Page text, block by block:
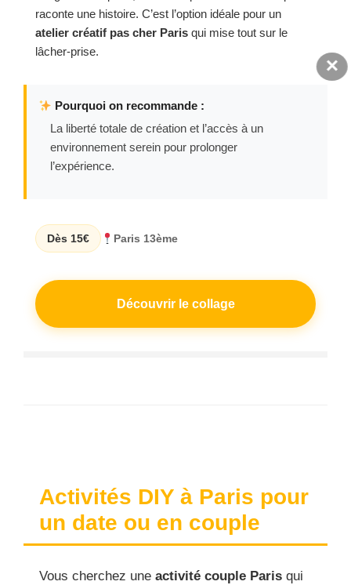
raconte une histoire. C’est l’option idéale pour un
atelier créatif pas cher Paris qui mise tout sur le
lâcher-prise.
Pourquoi on recommande :
La liberté totale de création et l’accès à un
environnement serein pour prolonger
l’expérience.
Dès 15€ Paris 13ème
Découvrir le collage
Activités DIY à Paris pour
un date ou en couple
Vous cherchez une activité couple Paris qui
×